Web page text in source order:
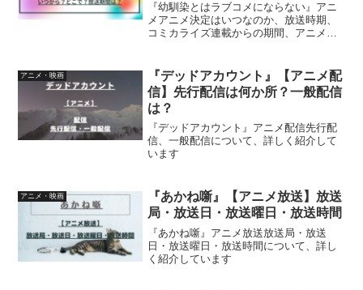
『幼馴染とはラブコメにならない』アニ
メアニメ決定はいつなのか、放送時期、
コミカライズ連載からの期間、アニメが
ています
アニメ・映画
『デッドアカウント』【アニメ配
信】先行配信は何か所？一般配信
は？
『デッドアカウント』アニメ配信先行配
信、一般配信について、詳しく紹介して
います
アニメ・映画
『あかね噺』【アニメ放送】放送
局・放送日・放送曜日・放送時間
『あかね噺』アニメ放送放送局・放送
日・放送曜日・放送時間について、詳し
く紹介しています